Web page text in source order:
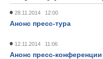
28.11.2014 12:00
Анонс пресс-тура
12.11.2014 11:06
Анонс пресс-конференции